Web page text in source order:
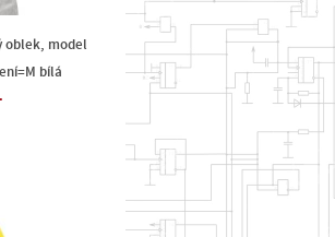
oblek, model
bílá